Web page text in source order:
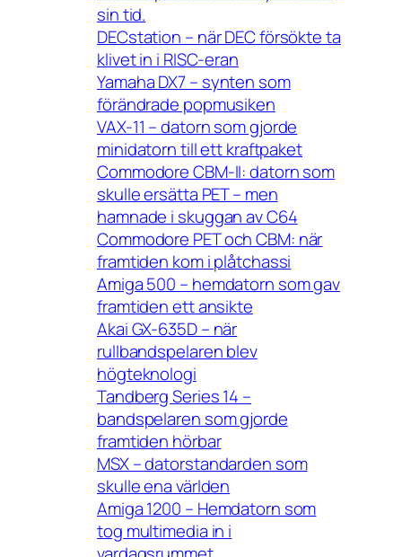
sin tid.
DECstation – när DEC försökte ta
klivet in i RISC-eran
Yamaha DX7 – synten som
förändrade popmusiken
VAX-11 – datorn som gjorde
minidatorn till ett kraftpaket
Commodore CBM-II: datorn som
skulle ersätta PET – men
hamnade i skuggan av C64
Commodore PET och CBM: när
framtiden kom i plåtchassi
Amiga 500 – hemdatorn som gav
framtiden ett ansikte
Akai GX-635D – när
rullbandspelaren blev
högteknologi
Tandberg Series 14 –
bandspelaren som gjorde
framtiden hörbar
MSX – datorstandarden som
skulle ena världen
Amiga 1200 – Hemdatorn som
tog multimedia in i